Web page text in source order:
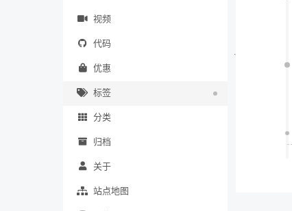
视频
代码
优惠
标签
分类
归档
关于
站点地图